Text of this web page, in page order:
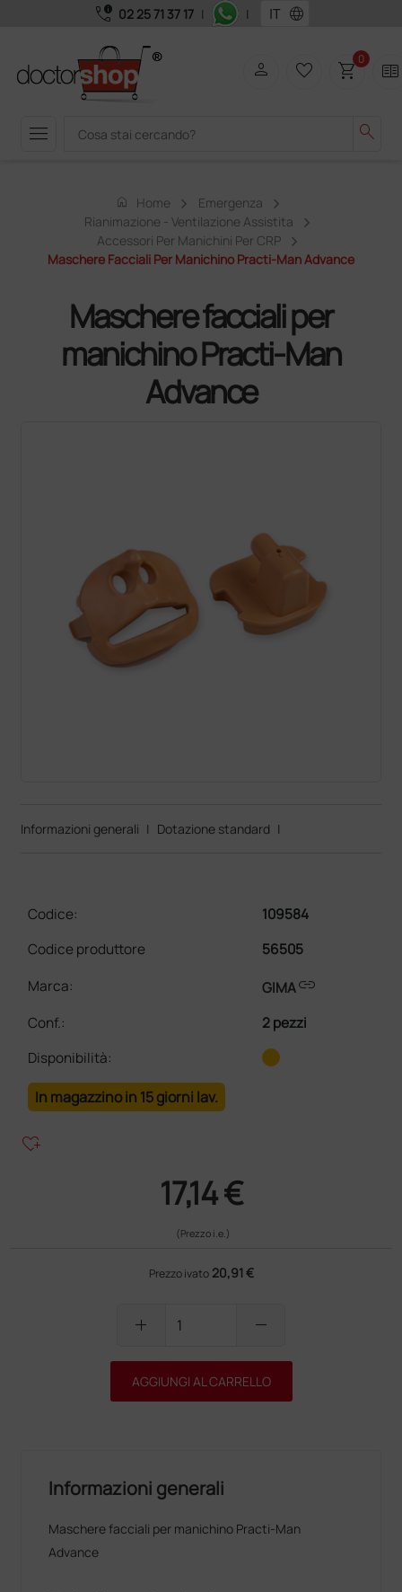
call_quality 02 25 71 37 17 | | language
menu search
person favorite_border shopping_cart0 two_pager
home Home
Emergenza
Rianimazione - Ventilazione Assistita
Accessori Per Manichini Per CRP
Maschere Facciali Per Manichino Practi-Man Advance
Maschere facciali per
manichino Practi-Man
Advance
Informazioni generali | Dotazione standard |
Codice:
109584
Codice produttore
56505
Marca:
GIMAlink
Conf.:
2 pezzi
Disponibilità:
In magazzino in 15 giorni lav.
heart_plus
17,14 €
(Prezzo i.e.)
Prezzo ivato 20,91 €
add remove
AGGIUNGI AL CARRELLO
Informazioni generali
Maschere facciali per manichino Practi-Man
Advance